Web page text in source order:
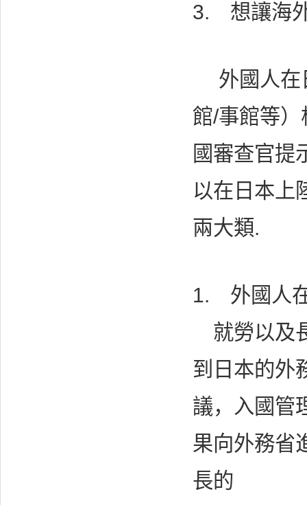
3. 想讓海
外國人在
館/事館等
國審查官提
以在日本上
兩大類.
1. 外國人
就勞以及
到日本的外
議，入國管
果向外務省
長的